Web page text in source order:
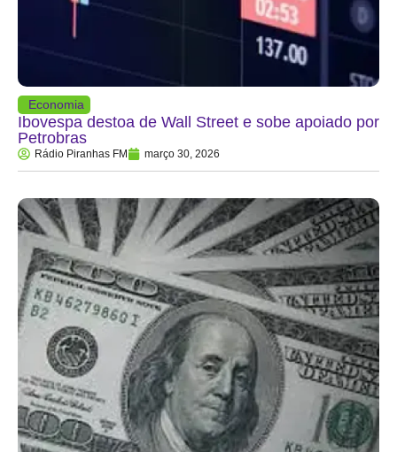
Economia
Ibovespa destoa de Wall Street e sobe apoiado por
Petrobras
Rádio Piranhas FM março 30, 2026